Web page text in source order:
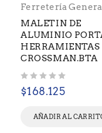
Ferretería
MALETIN DE
ALUMINIO
HERRAMIENTAS
CROSSMAN.BTA
$168.125
AÑADIR AL